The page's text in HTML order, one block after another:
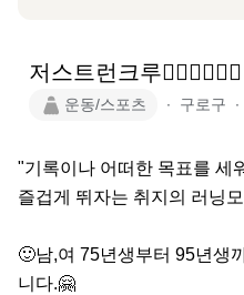
저스트런크루🏃‍♂️🏃‍♀️🏃‍♂
운동/스포츠 ∙ 구로구 ∙
"기록이나 어떠한 목표를 세
즐겁게 뛰자는 취지의 러닝
🙂남,여 75년생부터 95년생
니다.🤗